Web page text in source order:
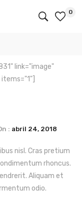
0
link="image"
: abril 24, 2018
nisl. Cras pretium
rhoncus.
Aliquam et
odio.